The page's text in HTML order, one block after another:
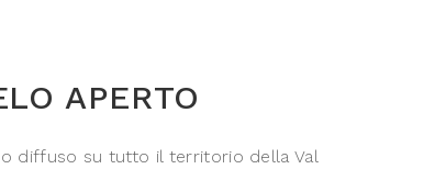
APERTO
diffuso su tutto il territorio della Val